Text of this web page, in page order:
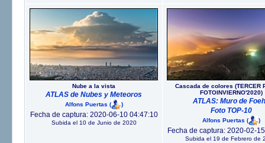
Nube a la vista
ATLAS de Nubes y Meteoros
Alfons Puertas ( )
Fecha de captura: 2020-06-10 04:47:10
Subida el 10 de Junio de 2020
Cascada de colores (TERCER
FOTOINVIERNO'2020)
ATLAS: Muro de
Foto TOP-10
Alfons Puertas ( )
Fecha de captura: 2020-02-
Subida el 19 de Febrero de